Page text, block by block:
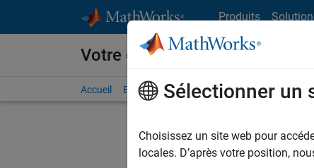
Produits
Votre carrière chez MathWorks
Accueil Explorer nos opportunités Adresses de
Sélectionner un
Choisissez un site web pour
locales. D’après votre position,